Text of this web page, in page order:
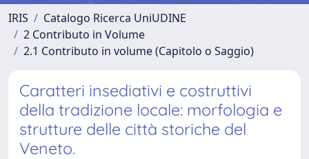
IRIS
Catalogo Ricerca UniUDINE
2 Contributo in Volume
2.1 Contributo in volume (Capitolo o Saggio)
Caratteri insediativi e costruttivi
della tradizione locale: morfologia e
strutture delle città storiche del
Veneto.